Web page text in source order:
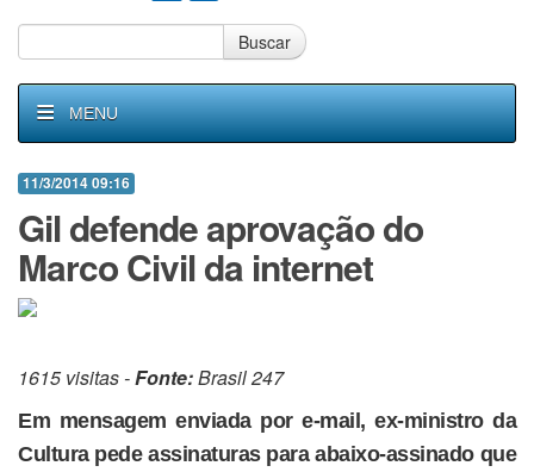
Buscar
MENU
11/3/2014 09:16
Gil defende aprovação do
Marco Civil da internet
1615 visitas -Fonte:Brasil 247
Em mensagem enviada por e-mail, ex-ministro da
Cultura pede assinaturas para abaixo-assinado que